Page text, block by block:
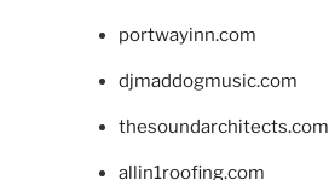
portwayinn.com
djmaddogmusic.com
thesoundarchitects.com
allin1roofing.com